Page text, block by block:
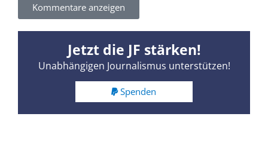
Kommentare anzeigen
Jetzt die JF stärken!
Unabhängigen Journalismus unterstützen!
Spenden